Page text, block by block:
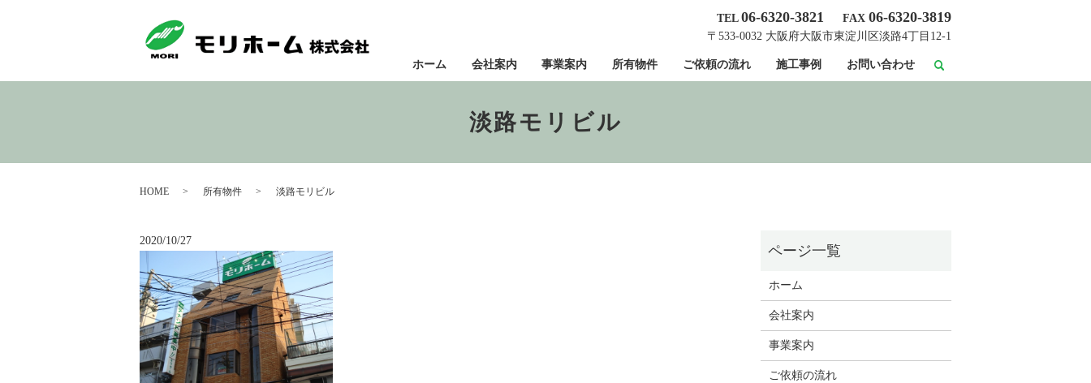
ホーム 会社案内 事業案内 所有物件 ご依頼の流れ 施工事例 お問い合わせ
TEL 06-6320-3821 FAX 06-6320-3819
〒533-0032 大阪府大阪市東淀川区淡路4丁目12-1
淡路モリビル
HOME 所有物件 淡路モリビル
2020/10/27
ホーム
会社案内
事業案内
ご依頼の流れ